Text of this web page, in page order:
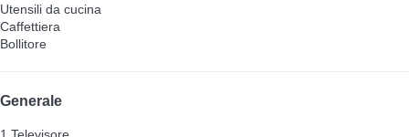
Utensili da cucina
Caffettiera
Bollitore
Generale